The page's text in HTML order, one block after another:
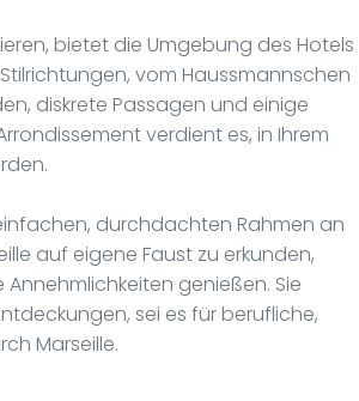
bietet die Umgebung des Hotels
vom Haussmannschen
diskrete Passagen und einige
verdient es, in Ihrem
durchdachten Rahmen an
auf eigene Faust zu erkunden,
genießen. Sie
sei es für berufliche,
Marseille.